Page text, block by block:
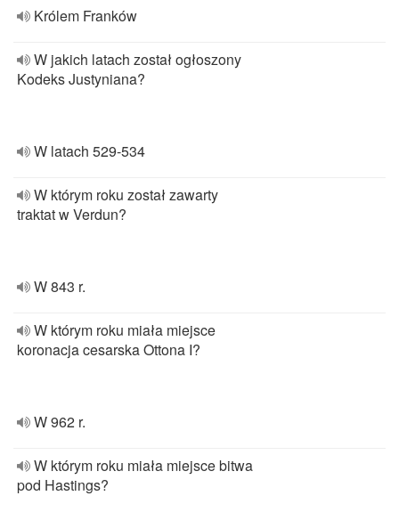
Królem Franków
W jakich latach został ogłoszony
Kodeks Justyniana?
W latach 529-534
W którym roku został zawarty
traktat w Verdun?
W 843 r.
W którym roku miała miejsce
koronacja cesarska Ottona I?
W 962 r.
W którym roku miała miejsce bitwa
pod Hastings?